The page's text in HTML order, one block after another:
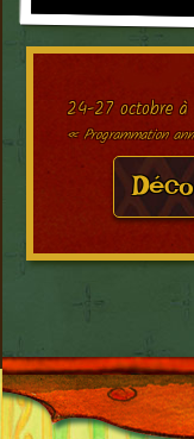
24-27 octobre à
« Programmation